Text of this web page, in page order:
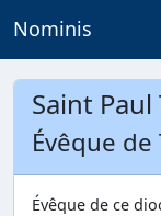
Nominis
Saint
Évêque
Évêque de ce